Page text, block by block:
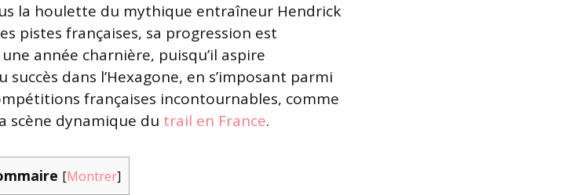
la houlette du mythique entraîneur Hendrick
pistes françaises, sa progression est
année charnière, puisqu’il aspire
dans l’Hexagone, en s’imposant parmi
françaises incontournables, comme
scène dynamique du trail en France.
[Montrer]